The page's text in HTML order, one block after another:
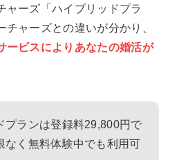
ャーズ「ハイブリッドプラ
ャーズとの違いが分かり、
ービスによりあなたの婚活が
プランは登録料29,800円で
なく無料体験中でも利用可